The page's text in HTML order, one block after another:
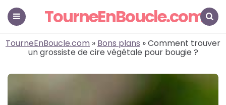
TourneEnBoucle.com
TourneEnBoucle.com » Bons plans » Comment trouver
un grossiste de cire végétale pour bougie ?